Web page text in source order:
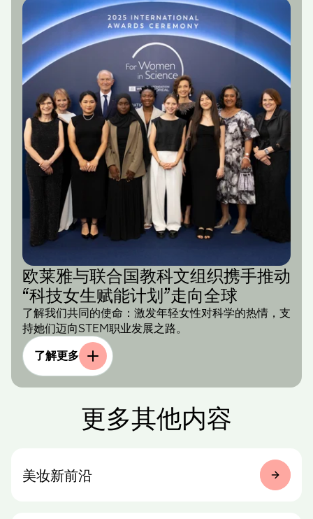
欧莱雅与联合国教科文组织携手推动
“科技女生赋能计划”走向全球
了解我们共同的使命：激发年轻女性对科学的热情，支
持她们迈向STEM职业发展之路。
了解更多
更多其他内容
美妆新前沿